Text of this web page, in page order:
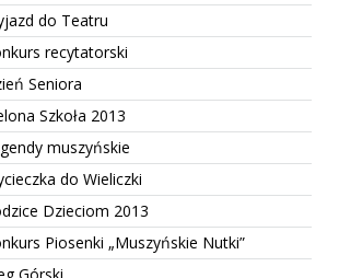
do Teatru
recytatorski
Seniora
Szkoła 2013
muszyńskie
do Wieliczki
Dzieciom 2013
Piosenki „Muszyńskie Nutki”